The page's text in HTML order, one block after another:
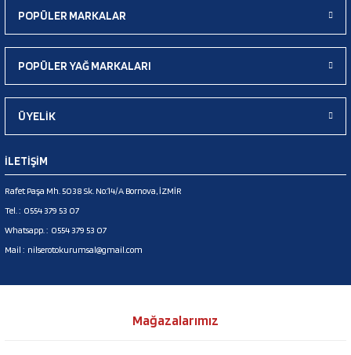
POPÜLER MARKALAR
POPÜLER YAĞ MARKALARI
ÜYELİK
İLETİŞİM
Rafet Paşa Mh. 5038 Sk. No:14/A Bornova, İZMİR
Tel. : 0554 379 53 07
Whatsapp. : 0554 379 53 07
Mail : nilserotokurumsal@gmail.com
Mağazalarımız